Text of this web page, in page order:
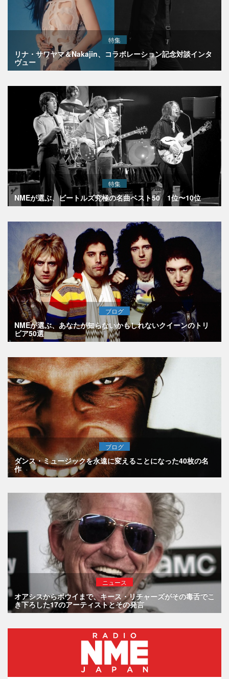
特集
リナ・サワヤマ＆Nakajin、コラボレーション記念対談インタ
ヴュー
特集
NMEが選ぶ、ビートルズ究極の名曲ベスト50 1位〜10位
ブログ
NMEが選ぶ、あなたが知らないかもしれないクイーンのトリ
ビア50選
ブログ
ダンス・ミュージックを永遠に変えることになった40枚の名
作
ニュース
オアシスからボウイまで、キース・リチャーズがその毒舌でこ
き下ろした17のアーティストとその発言